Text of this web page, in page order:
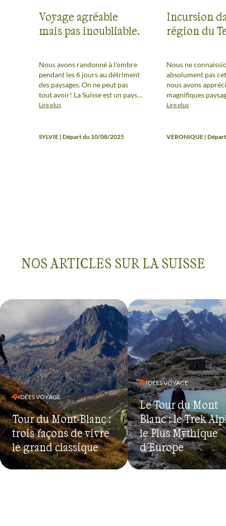
Voyage agréable
mais pas inoubliable.
Nous avons randonné à l'ombre
pendant les 6 jours au détriment
des paysages. On ne peut pas
tout avoir! La Suisse est un pays
excessivement cher, il vaut mieux
baignade dans le lac Lugano sur
Lire plus
SYLVIE | Départ du 10/08/2025
Incursion
région du
Nous ne
absolument pas
nous avons
magnifiques
variés. Les
et en bateau lors
Lire plus
VERONIQUE |
NOS ARTICLES SUR LA SUISSE
IDÉES VOYAGE
Tour du Mont-Blanc :
trois façons de vivre
le grand classique
IDÉES VOYAGE
Le Tour du Mont
Blanc : le Trek
le Plus Mythique
d'Europe